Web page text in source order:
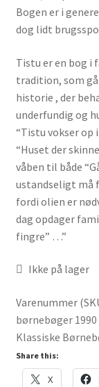
Bogen er i
dog lidt
Tistu er en bog i
tradition, som
historie , der
underfundig og
“Tistu vokser op
“Huset der
våben til både
ustandseligt må
fordi olien er
dag opdager
fingre” …”
Ikke på lager
Varenummer
børnebøger 1990
Klassiske
Share this:
X